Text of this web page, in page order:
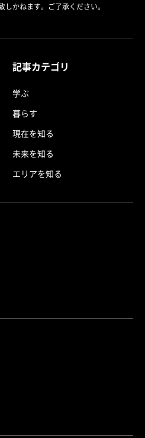
かねます。ご了承ください。
記事カテゴリ
学ぶ
暮らす
現在を知る
未来を知る
エリアを知る